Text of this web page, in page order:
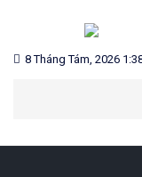
content
CHỨNG
Blog chia sẻ về Chứng
8 Tháng Tám, 2026